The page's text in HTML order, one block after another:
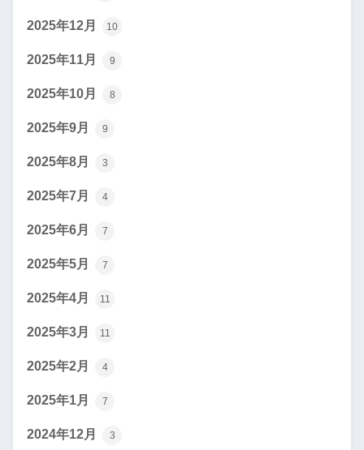
2025年12月 10
2025年11月 9
2025年10月 8
2025年9月 9
2025年8月 3
2025年7月 4
2025年6月 7
2025年5月 7
2025年4月 11
2025年3月 11
2025年2月 4
2025年1月 7
2024年12月 3